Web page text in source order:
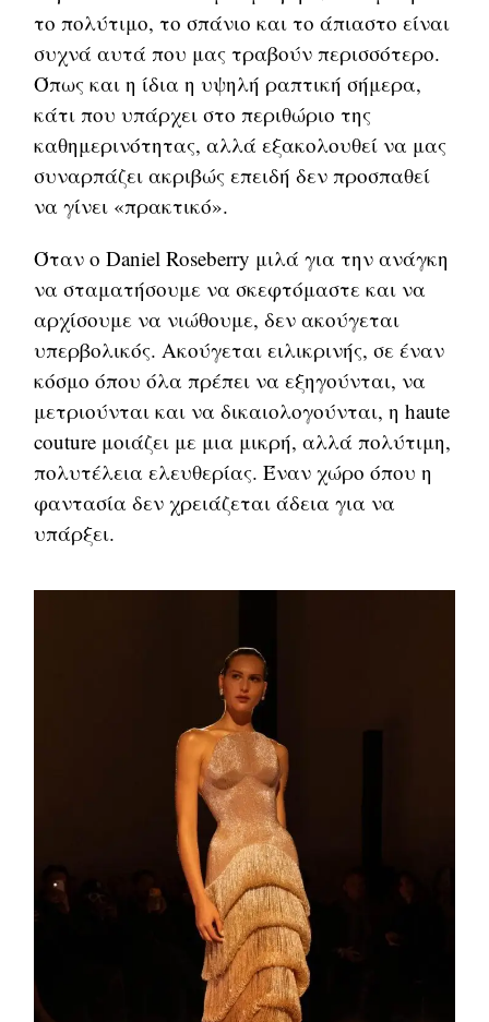
το πολύτιμο, το σπάνιο και το άπιαστο είναι
συχνά αυτά που μας τραβούν περισσότερο.
Όπως και η ίδια η υψηλή ραπτική σήμερα,
κάτι που υπάρχει στο περιθώριο της
καθημερινότητας, αλλά εξακολουθεί να μας
συναρπάζει ακριβώς επειδή δεν προσπαθεί
να γίνει «πρακτικό».
Όταν ο Daniel Roseberry μιλά για την ανάγκη
να σταματήσουμε να σκεφτόμαστε και να
αρχίσουμε να νιώθουμε, δεν ακούγεται
υπερβολικός. Ακούγεται ειλικρινής, σε έναν
κόσμο όπου όλα πρέπει να εξηγούνται, να
μετριούνται και να δικαιολογούνται, η haute
couture μοιάζει με μια μικρή, αλλά πολύτιμη,
πολυτέλεια ελευθερίας. Έναν χώρο όπου η
φαντασία δεν χρειάζεται άδεια για να
υπάρξει.